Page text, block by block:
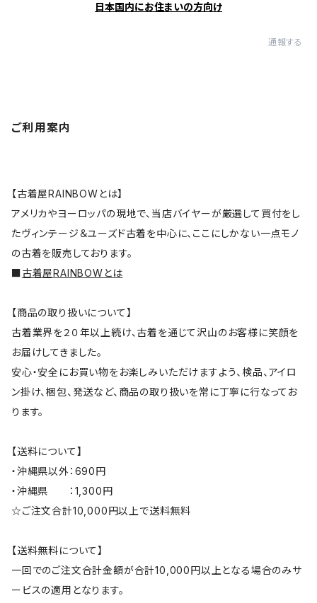
日本国内にお住まいの方向け
通報する
ご利用案内
【古着屋RAINBOWとは】
アメリカやヨーロッパの現地で、当店バイヤーが厳選して買付をし
たヴィンテージ＆ユーズド古着を中心に、ここにしかない一点モノ
の古着を販売しております。
■古着屋RAINBOWとは
【商品の取り扱いについて】
古着業界を２０年以上続け、古着を通じて沢山のお客様に笑顔を
お届けしてきました。
安心・安全にお買い物をお楽しみいただけますよう、検品、アイロ
ン掛け、梱包、発送など、商品の取り扱いを常に丁寧に行なってお
ります。
【送料について】
・沖縄県以外：690円
・沖縄県 ：1,300円
☆ご注文合計10,000円以上で送料無料
【送料無料について】
一回でのご注文合計金額が合計10,000円以上となる場合のみサ
ービスの適用となります。